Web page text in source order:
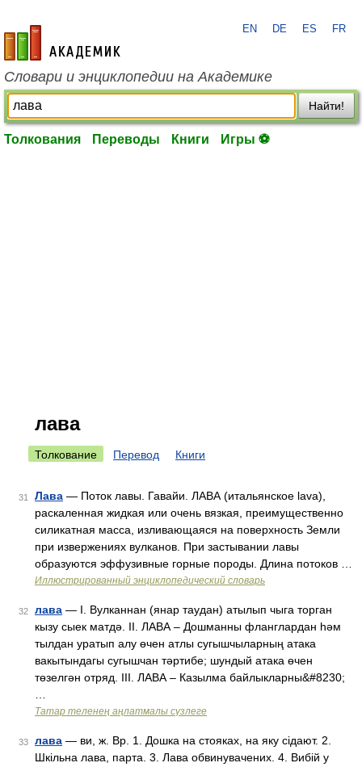
academic.ru
EN DE ES FR
Словари и энциклопедии на Академике
Найти!
Толкования Переводы Книги Игры ⚽
лава
Толкование Перевод Книги
31 Лава — Поток лавы. Гавайи. ЛАВА (итальянское lava),
раскаленная жидкая или очень вязкая, преимущественно
силикатная масса, изливающаяся на поверхность Земли
при извержениях вулканов. При застывании лавы
образуются эффузивные горные породы. Длина потоков …
Иллюстрированный энциклопедический словарь
32 лава — I. Вулканнан (янар таудан) атылып чыга торган
кызу сыек матдә. II. ЛАВА – Дошманны фланглардан һәм
тылдан уратып алу өчен атлы сугышчыларның атака
вакытындагы сугышчан тәртибе; шундый атака өчен
төзелгән отряд. III. ЛАВА – Казылма байлыкларны&#8230;
Татар теленең аңлатмалы сүзлеге
33 лава — ви, ж. Вр. 1. Дошка на стояках, на яку сідают. 2.
Шкільна лава, парта. 3. Лава обвинувачених. 4. Вибій у